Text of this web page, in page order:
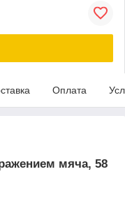
Оплата
мяча, 58